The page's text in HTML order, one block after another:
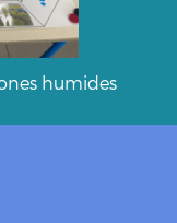
humides